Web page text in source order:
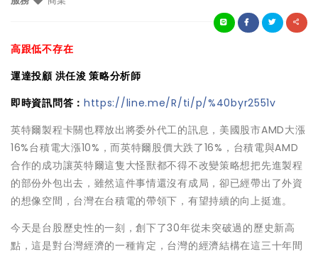
高跟低不存在
運達投顧 洪任浚 策略分析師
即時資訊問答： https://line.me/R/ti/p/%40byr2551v
英特爾製程卡關也釋放出將委外代工的訊息，美國股市AMD大漲
16%台積電大漲10%，而英特爾股價大跌了16%，台積電與AMD
合作的成功讓英特爾這隻大怪獸都不得不改變策略想把先進製程
的部份外包出去，雖然這件事情還沒有成局，卻已經帶出了外資
的想像空間，台灣在台積電的帶領下，有望持續的向上挺進。
今天是台股歷史性的一刻，創下了30年從未突破過的歷史新高
點，這是對台灣經濟的一種肯定，台灣的經濟結構在這三十年間